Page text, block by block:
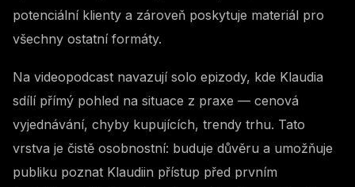
potenciální klienty a zároveň poskytuje materiál pro
všechny ostatní formáty.
Na videopodcast navazují solo epizody, kde Klaudia
sdílí přímý pohled na situace z praxe — cenová
vyjednávání, chyby kupujících, trendy trhu. Tato
vrstva je čistě osobnostní: buduje důvěru a umožňuje
publiku poznat Klaudiin přístup před prvním